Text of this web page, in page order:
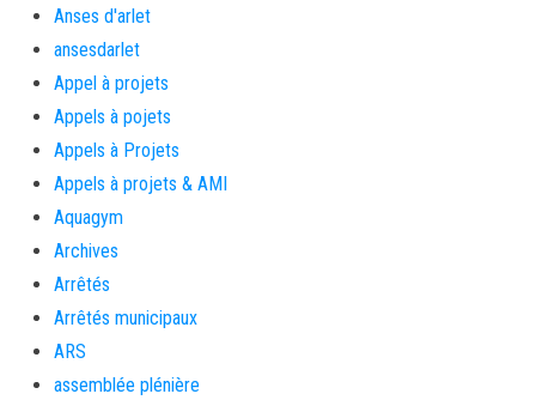
Anses d'arlet
ansesdarlet
Appel à projets
Appels à pojets
Appels à Projets
Appels à projets & AMI
Aquagym
Archives
Arrêtés
Arrêtés municipaux
ARS
assemblée plénière